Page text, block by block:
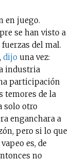
en juego.
se han visto a
del mal.
dijo una vez:
industria
participación
temores de la
solo otro
enganchara a
pero si lo que
es, de
no